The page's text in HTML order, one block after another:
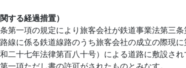
する経過措置）
第一項の規定により旅客会社が鉄道事業法第三
線に係る鉄道線路のうち旅客会社の成立の際現
二十七年法律第百八十号）による道路に敷設さ